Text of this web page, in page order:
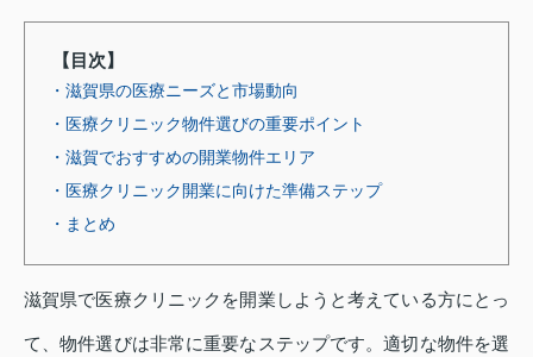
【目次】
・滋賀県の医療ニーズと市場動向
・医療クリニック物件選びの重要ポイント
・滋賀でおすすめの開業物件エリア
・医療クリニック開業に向けた準備ステップ
・まとめ
滋賀県で医療クリニックを開業しようと考えている方にとっ
て、物件選びは非常に重要なステップです。適切な物件を選